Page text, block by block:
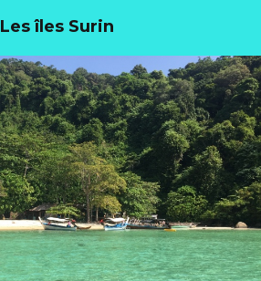
Les îles Surin